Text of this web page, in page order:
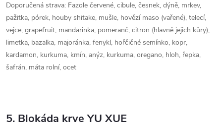
Doporučená strava: Fazole červené, cibule, česnek, dýně, mrkev,
pažitka, pórek, houby shitake, mušle, hovězí maso (vařené), telecí,
vejce, grapefruit, mandarinka, pomeranč, citron (hlavně jejich kůry),
limetka, bazalka, majoránka, fenykl, hořčičné semínko, kopr,
kardamon, kurkuma, kmín, anýz, kurkuma, oregano, hloh, řepka,
šafrán, máta rolní, ocet
5. Blokáda krve YU XUE